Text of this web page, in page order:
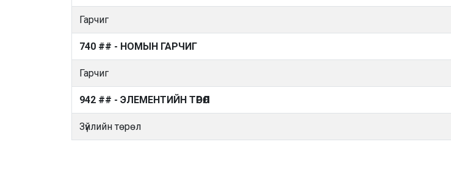
Гарчиг
740 ## - НОМЫН ГАРЧИГ
Гарчиг
942 ## - ЭЛЕМЕНТИЙН ТӨРӨЛ
Зүйлийн төрөл